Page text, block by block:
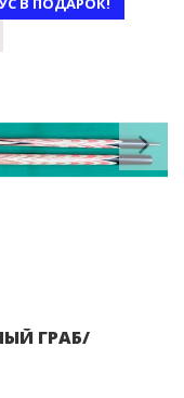
ГРАБ/